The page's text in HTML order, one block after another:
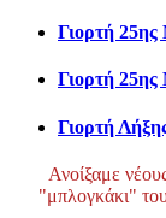
Γιορτή
Γιορτή
Γιορτή
Ανοίξαμε
"μπλογκάκι"